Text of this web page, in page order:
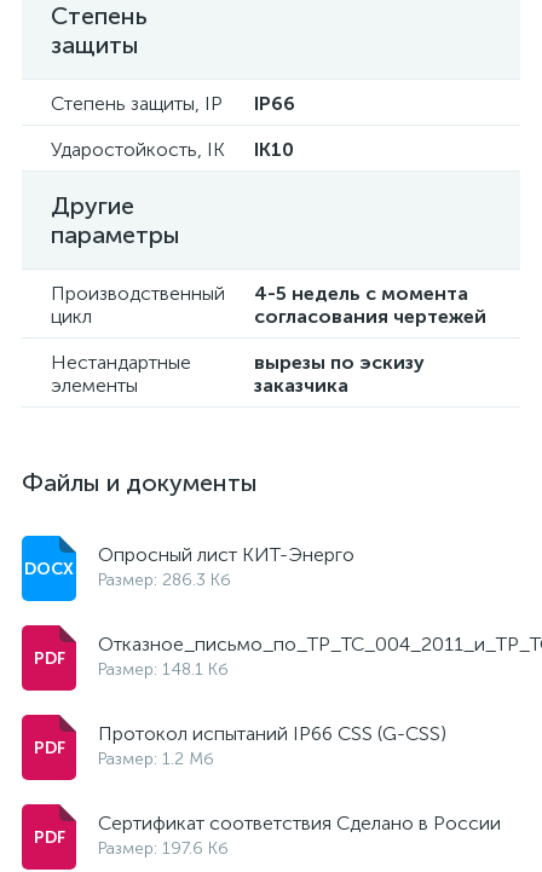
Степень
защиты
Степень защиты, IP
IP66
Ударостойкость, IK
IK10
Другие
параметры
Производственный
цикл
4-5 недель с момента
согласования чертежей
Нестандартные
элементы
вырезы по эскизу
заказчика
Файлы и документы
Опросный лист КИТ-Энерго
Размер: 286.3 Кб
Размер: 148.1 Кб
Протокол испытаний IP66 CSS (G-CSS)
Размер: 1.2 Мб
Сертификат соответствия Сделано в России
Размер: 197.6 Кб